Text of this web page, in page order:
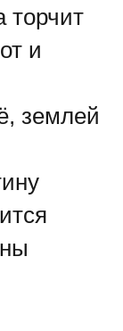
торчит
и
землей